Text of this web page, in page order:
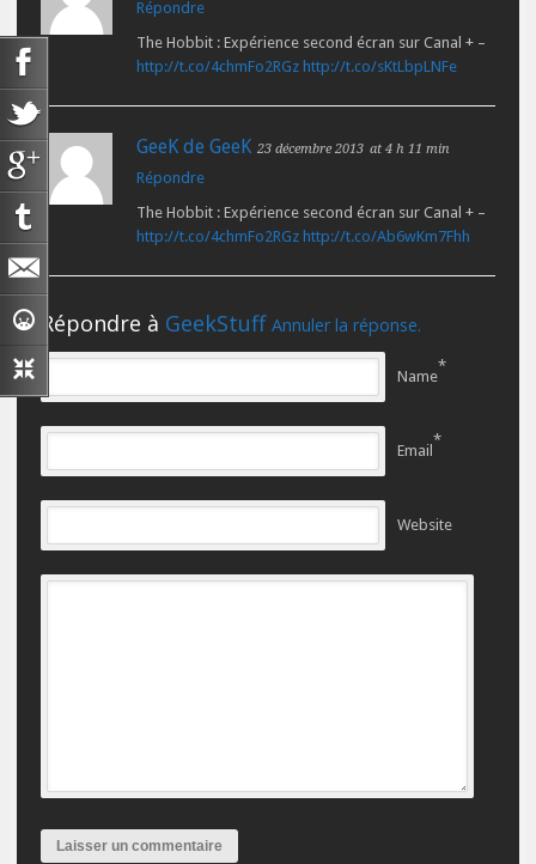
Répondre
The Hobbit : Expérience second écran sur Canal + –
http://t.co/4chmFo2RGz http://t.co/sKtLbpLNFe
GeeK de GeeK 23 décembre 2013 at 4 h 11 min
Répondre
The Hobbit : Expérience second écran sur Canal + –
http://t.co/4chmFo2RGz http://t.co/Ab6wKm7Fhh
Répondre à GeekStuff Annuler la réponse.
Name
*
Email
*
Website